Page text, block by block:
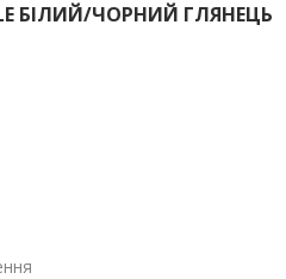
БІЛИЙ/ЧОРНИЙ ГЛЯНЕЦЬ